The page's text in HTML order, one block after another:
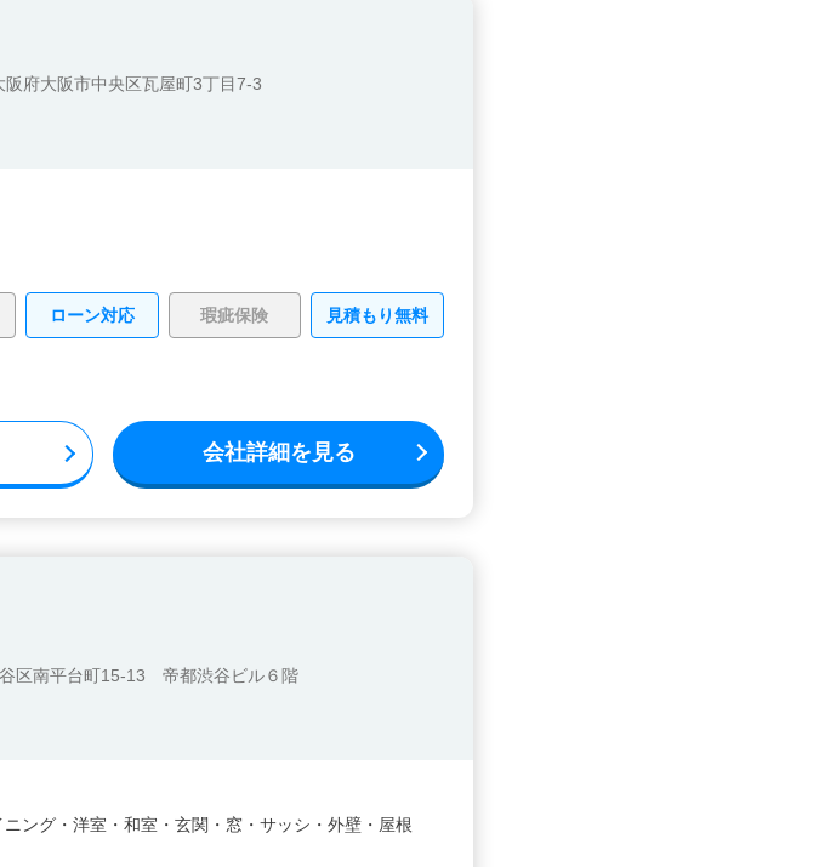
阪府大阪市中央区瓦屋町3丁目7-3
ローン対応 瑕疵保険 見積もり無料
会社詳細を見る
区南平台町15-13 帝都渋谷ビル６階
ニング・ 洋室・ 和室・ 玄関・ 窓・サッシ・ 外壁・ 屋根